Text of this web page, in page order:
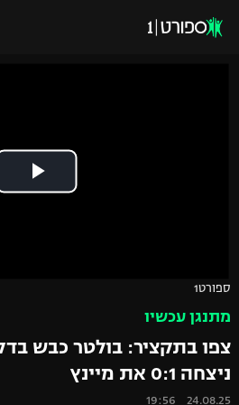
ליגיונרים
גביע המדינה
ליגה אירופית
ליגה אנגלית
כדורסל ישראלי
ליגה לאומית
כדורסל עולמי
NBA
ספורט1
מתנגן עכשיו
ניצחה 0:1 את מיינץ
24.08.25 19:56